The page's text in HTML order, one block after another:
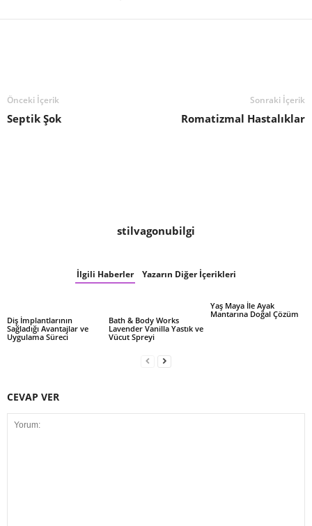
Önceki İçerik
Septik Şok
Sonraki İçerik
Romatizmal Hastalıklar
stilvagonubilgi
İlgili Haberler Yazarın Diğer İçerikleri
Diş İmplantlarının
Sağladığı Avantajlar ve
Uygulama Süreci
Bath & Body Works
Lavender Vanilla Yastık ve
Vücut Spreyi
Yaş Maya İle Ayak
Mantarına Doğal Çözüm
CEVAP VER